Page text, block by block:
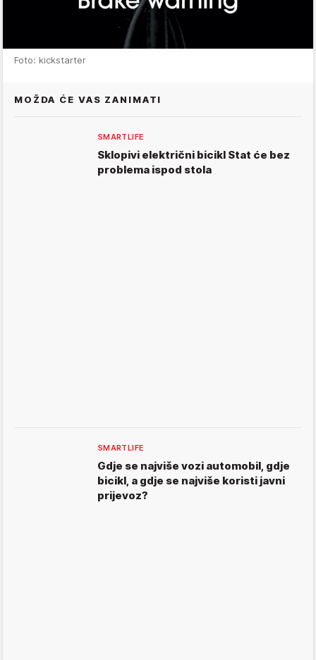
Foto: kickstarter
MOŽDA ĆE VAS ZANIMATI
SMARTLIFE
Sklopivi električni bicikl Stat će bez
problema ispod stola
SMARTLIFE
Gdje se najviše vozi automobil, gdje
bicikl, a gdje se najviše koristi javni
prijevoz?